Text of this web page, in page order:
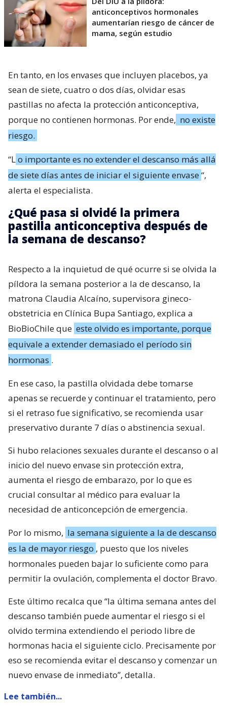
anticonceptivos hormonales
aumentarían riesgo de cáncer de
mama, según estudio
En tanto, en los envases que incluyen placebos, ya
sean de siete, cuatro o dos días, olvidar esas
pastillas no afecta la protección anticonceptiva,
porque no contienen hormonas. Por ende, no existe
riesgo.
“Lo importante es no extender el descanso más allá
de siete días antes de iniciar el siguiente envase“,
alerta el especialista.
¿Qué pasa si olvidé la primera
pastilla anticonceptiva después de
la semana de descanso?
Respecto a la inquietud de qué ocurre si se olvida la
píldora la semana posterior a la de descanso, la
matrona Claudia Alcaíno, supervisora gineco-
obstetricia en Clínica Bupa Santiago, explica a
BioBioChile que este olvido es importante, porque
equivale a extender demasiado el período sin
hormonas .
En ese caso, la pastilla olvidada debe tomarse
apenas se recuerde y continuar el tratamiento, pero
si el retraso fue significativo, se recomienda usar
preservativo durante 7 días o abstinencia sexual.
Si hubo relaciones sexuales durante el descanso o al
inicio del nuevo envase sin protección extra,
aumenta el riesgo de embarazo, por lo que es
crucial consultar al médico para evaluar la
necesidad de anticoncepción de emergencia.
Por lo mismo, la semana siguiente a la de descanso
es la de mayor riesgo , puesto que los niveles
hormonales pueden bajar lo suficiente como para
permitir la ovulación, complementa el doctor Bravo.
Este último recalca que “la última semana antes del
descanso también puede aumentar el riesgo si el
olvido termina extendiendo el periodo libre de
hormonas hacia el siguiente ciclo. Precisamente por
eso se recomienda evitar el descanso y comenzar un
nuevo envase de inmediato”, detalla.
Lee también...